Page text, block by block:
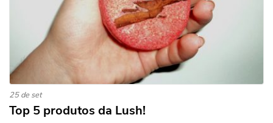
25 de set
Top 5 produtos da Lush!